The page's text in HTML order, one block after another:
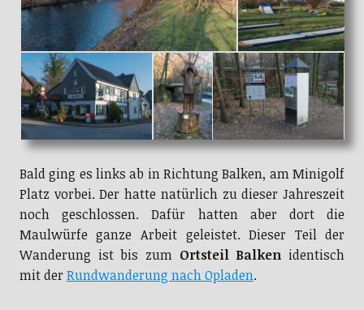
Bald ging es links ab in Richtung Balken, am Minigolf
Platz vorbei. Der hatte natürlich zu dieser Jahreszeit
noch geschlossen. Dafür hatten aber dort die
Maulwürfe ganze Arbeit geleistet. Dieser Teil der
Wanderung ist bis zum Ortsteil Balken identisch
mit der Rundwanderung nach Opladen.